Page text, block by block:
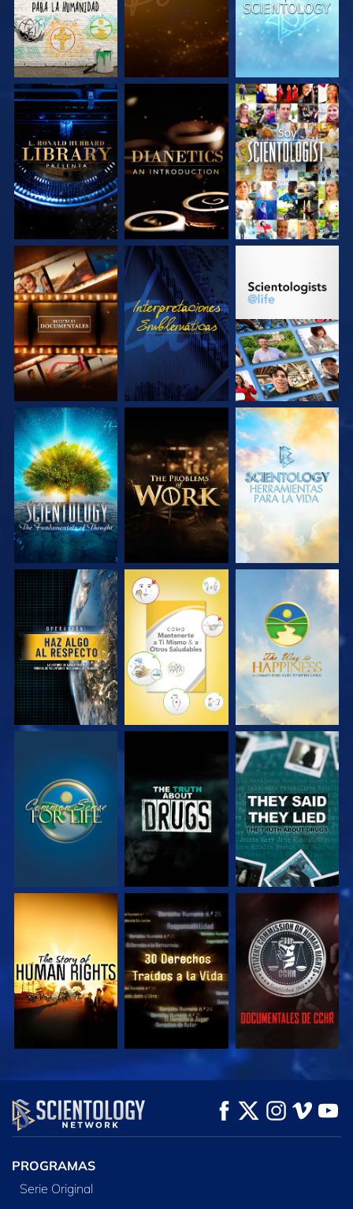
EXPLORA LAS
SERIES
EXPLORA LAS
SERIES
VE
EXPLORA LAS
SERIES
VE
EXPLORA LAS
EXPLORA LAS
SERIES
EXPLORA LAS
SERIES
EXPLORA LAS
SERIES
VE VE VE
VE VE
VE VE VE
VE
EXPLORA LAS
SERIES
PROGRAMAS
Serie Original